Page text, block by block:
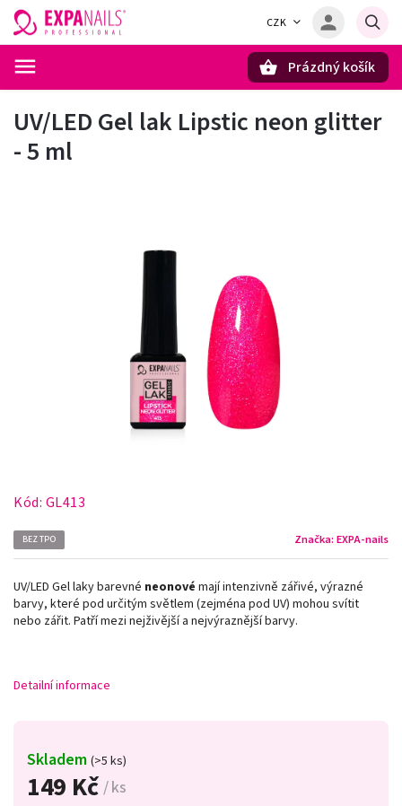
CZK
Prázdný košík
UV/LED Gel lak Lipstic neon glitter
- 5 ml
Kód: GL413
BEZ TPO Značka: EXPA-nails
149 Kč / ks
Skladem (>5 ks)
UV/LED Gel laky barevné neonové mají intenzivně zářivé, výrazné
barvy, které pod určitým světlem (zejména pod UV) mohou svítit
nebo zářit. Patří mezi nejživější a nejvýraznější barvy.
Detailní informace